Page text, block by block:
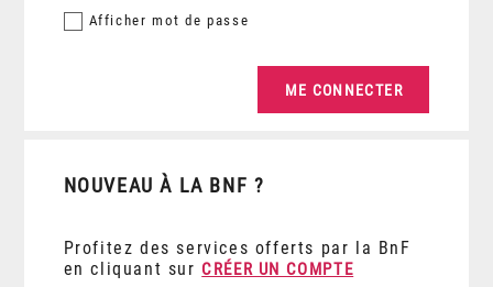
Afficher mot de passe
NOUVEAU À LA BNF ?
Profitez des services offerts par la BnF
en cliquant sur CRÉER UN COMPTE